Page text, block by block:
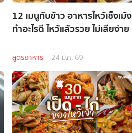
12 เมนูกับข้าว อาหารไหว้เช็งเม้ง
ทำอะไรดี ไหว้แล้วรวย ไม่เสียง่าย
สูตรอาหาร 24 มี.ค. 69